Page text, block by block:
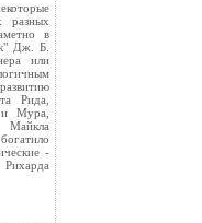
разных
в
Дж. Б.
или
Рида,
Мура,
Майкла
-